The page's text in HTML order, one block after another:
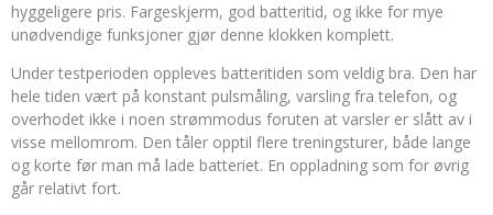
hyggeligere pris. Fargeskjerm, god batteritid, og ikke for mye
unødvendige funksjoner gjør denne klokken komplett.
Under testperioden oppleves batteritiden som veldig bra. Den har
hele tiden vært på konstant pulsmåling, varsling fra telefon, og
overhodet ikke i noen strømmodus foruten at varsler er slått av i
visse mellomrom. Den tåler opptil flere treningsturer, både lange
og korte før man må lade batteriet. En oppladning som for øvrig
går relativt fort.